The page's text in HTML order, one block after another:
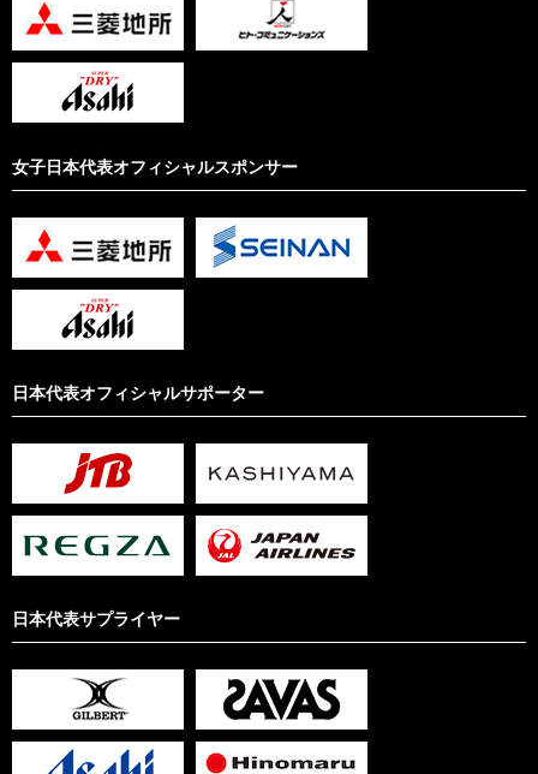
女子日本代表オフィシャルスポンサー
日本代表オフィシャルサポーター
日本代表サプライヤー